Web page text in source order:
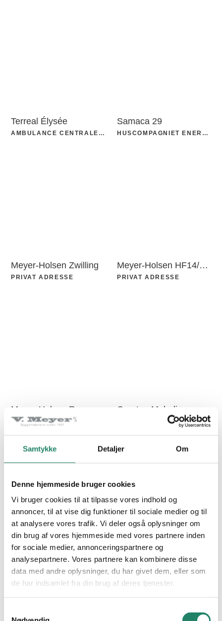
Samtykke Detaljer Om
Denne hjemmeside bruger cookies
Vi bruger cookies til at tilpasse vores indhold og
annoncer, til at vise dig funktioner til sociale medier og til
at analysere vores trafik. Vi deler også oplysninger om
din brug af vores hjemmeside med vores partnere inden
for sociale medier, annonceringspartnere og
analysepartnere. Vores partnere kan kombinere disse
data med andre oplysninger, du har givet dem, eller som
de har indsamlet fra din brug af deres tjenester.
PRODUKTER
Tegltagsten
Facadetegl
Naturskifer
Alle produkter
INSPIRATION
Alle projekter
VIDEN
Terreal Élysée
AMBULANCE CENTRALEN, ÅRHUS
Samaca 29
HUSCOMPAGNIET ENERGIHUS
Meyer-Holsen Zwilling
PRIVAT ADRESSE
Meyer-Holsen HF14/Vario
PRIVAT ADRESSE
PRIVAT ADRESSE
Creaton Melodie
PRIVAT ADRESSE
Meyer-Holsen Zwilling
PRIVAT ADRESSE
Creaton Melodie